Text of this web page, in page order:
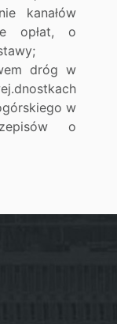
kanałów
opłat, o
dróg w
w
o